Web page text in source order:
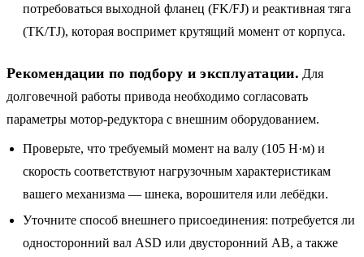
потребоваться выходной фланец (FK/FJ) и реактивная тяга
(TK/TJ), которая воспримет крутящий момент от корпуса.
Рекомендации по подбору и эксплуатации. Для
долговечной работы привода необходимо согласовать
параметры мотор-редуктора с внешним оборудованием.
Проверьте, что требуемый момент на валу (105 Н·м) и
скорость соответствуют нагрузочным характеристикам
вашего механизма — шнека, ворошителя или лебёдки.
Уточните способ внешнего присоединения: потребуется ли
односторонний вал ASD или двусторонний AB, а также